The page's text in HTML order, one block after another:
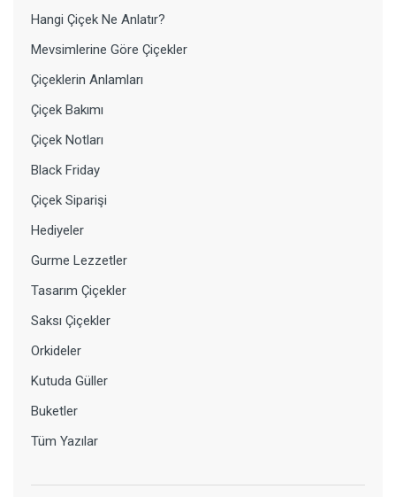
Hangi Çiçek Ne Anlatır?
Mevsimlerine Göre Çiçekler
Çiçeklerin Anlamları
Çiçek Bakımı
Çiçek Notları
Black Friday
Çiçek Siparişi
Hediyeler
Gurme Lezzetler
Tasarım Çiçekler
Saksı Çiçekler
Orkideler
Kutuda Güller
Buketler
Tüm Yazılar